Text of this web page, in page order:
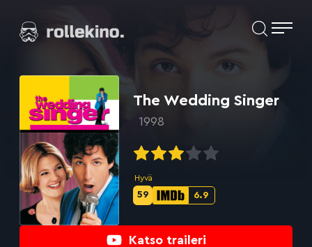
suoraan
Elokuvat ja elokuva-arviot | Rollekino.fi
Katso traileri
The Wedding Singer
1998
Hyvä
IMDb-
6.9
Metascore-
59